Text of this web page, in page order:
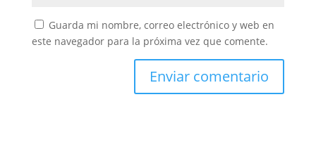
Guarda mi nombre, correo electrónico y web en
este navegador para la próxima vez que comente.